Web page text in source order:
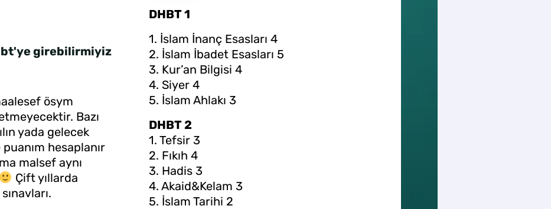
girebilirmiyiz
ösym
Bazı
yada gelecek
puanım hesaplanır
malsef aynı
Çift yıllarda
DHBT 1
1. İslam İnanç Esasları 4
2. İslam İbadet Esasları 5
3. Kur’an Bilgisi 4
4. Siyer 4
5. İslam Ahlakı 3
DHBT 2
1. Tefsir 3
2. Fıkıh 4
3. Hadis 3
4. Akaid&Kelam 3
5. İslam Tarihi 2